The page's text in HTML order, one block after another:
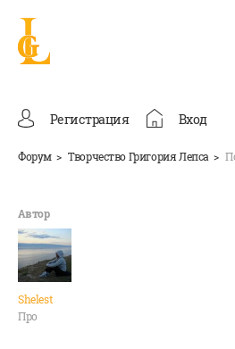
Регистрация Вход
Форум Творчество Григория Лепса
Shelest
Про